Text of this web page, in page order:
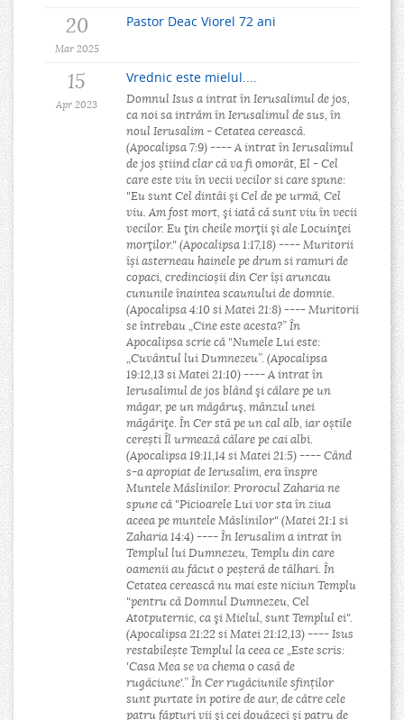
20
Mar 2025
Pastor Deac Viorel 72 ani
15
Apr 2023
Vrednic este mielul....
Domnul Isus a intrat în Ierusalimul de jos,
ca noi sa intrăm în Ierusalimul de sus, în
noul Ierusalim - Cetatea cerească.
(Apocalipsa 7:9) ---- A intrat în Ierusalimul
de jos știind clar că va fi omorât, El - Cel
care este viu în vecii vecilor si care spune:
"Eu sunt Cel dintâi şi Cel de pe urmă, Cel
viu. Am fost mort, şi iată că sunt viu în vecii
vecilor. Eu ţin cheile morţii şi ale Locuinţei
morţilor." (Apocalipsa 1:17,18) ---- Muritorii
își asterneau hainele pe drum si ramuri de
copaci, credincioșii din Cer își aruncau
cununile înaintea scaunului de domnie.
(Apocalipsa 4:10 si Matei 21:8) ---- Muritorii
se întrebau „Cine este acesta?” În
Apocalipsa scrie că "Numele Lui este:
„Cuvântul lui Dumnezeu”. (Apocalipsa
19:12,13 si Matei 21:10) ---- A intrat în
Ierusalimul de jos blând şi călare pe un
măgar, pe un măgăruş, mânzul unei
măgăriţe. În Cer stă pe un cal alb, iar oștile
cerești Îl urmează călare pe cai albi.
(Apocalipsa 19:11,14 si Matei 21:5) ---- Când
s-a apropiat de Ierusalim, era înspre
Muntele Măslinilor. Prorocul Zaharia ne
spune că "Picioarele Lui vor sta în ziua
aceea pe muntele Măslinilor" (Matei 21:1 si
Zaharia 14:4) ---- În Ierusalim a intrat în
Templul lui Dumnezeu, Templu din care
oamenii au făcut o peșteră de tâlhari. În
Cetatea cerească nu mai este niciun Templu
"pentru că Domnul Dumnezeu, Cel
Atotputernic, ca şi Mielul, sunt Templul ei".
(Apocalipsa 21:22 si Matei 21:12,13) ---- Isus
restabilește Templul la ceea ce „Este scris:
'Casa Mea se va chema o casă de
rugăciune'.” În Cer rugăciunile sfinților
sunt purtate în potire de aur, de către cele
patru făpturi vii şi cei douăzeci şi patru de